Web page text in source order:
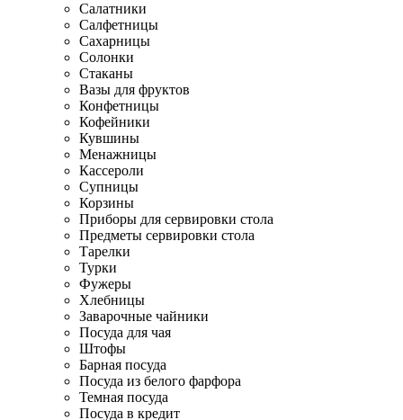
Салатники
Салфетницы
Сахарницы
Солонки
Стаканы
Вазы для фруктов
Конфетницы
Кофейники
Кувшины
Менажницы
Кассероли
Супницы
Корзины
Приборы для сервировки стола
Предметы сервировки стола
Тарелки
Турки
Фужеры
Хлебницы
Заварочные чайники
Посуда для чая
Штофы
Барная посуда
Посуда из белого фарфора
Темная посуда
Посуда в кредит